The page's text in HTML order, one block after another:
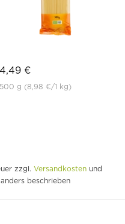
4,49 €
500 g (8,98 €/1 kg)
zzgl. Versandkosten und
beschrieben